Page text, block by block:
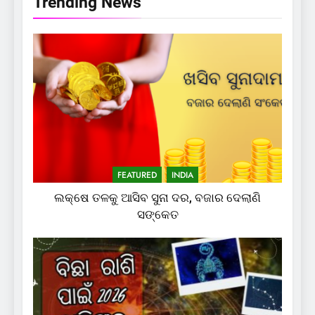
FEATURED INDIA
ଲକ୍ଷେ ତଳକୁ ଆସିବ ସୁନା ଦର, ବଜାର ଦେଲାଣି
ସଙ୍କେତ